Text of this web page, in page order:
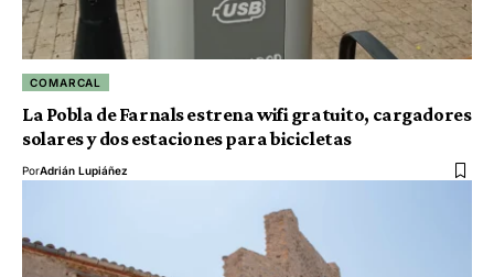
COMARCAL
La Pobla de Farnals estrena wifi gratuito, cargadores
solares y dos estaciones para bicicletas
PorAdrián Lupiáñez